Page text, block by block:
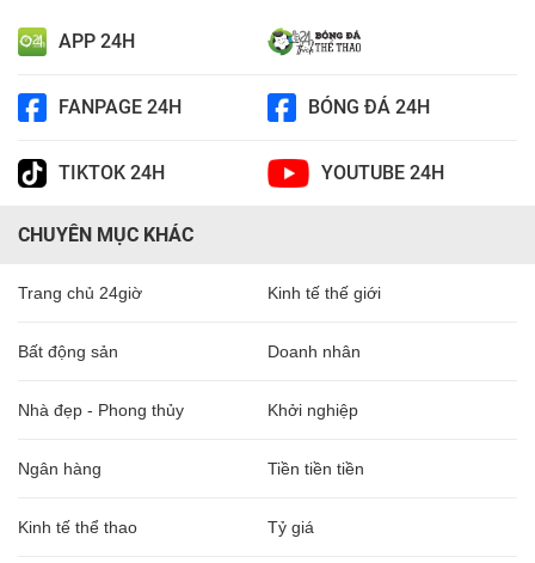
APP 24H
FANPAGE 24H BÓNG ĐÁ 24H
TIKTOK 24H YOUTUBE 24H
CHUYÊN MỤC KHÁC
Trang chủ 24giờ Kinh tế thế giới
Bất động sản Doanh nhân
Nhà đẹp - Phong thủy Khởi nghiệp
Ngân hàng Tiền tiền tiền
Kinh tế thể thao Tỷ giá